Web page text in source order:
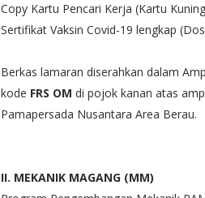
Copy Kartu Pencari Kerja (Kartu
Sertifikat Vaksin Covid-19 lengkap
Berkas lamaran diserahkan dalam
kode FRS OM di pojok kanan atas
Pamapersada Nusantara Area Berau.
II. MEKANIK MAGANG (MM)